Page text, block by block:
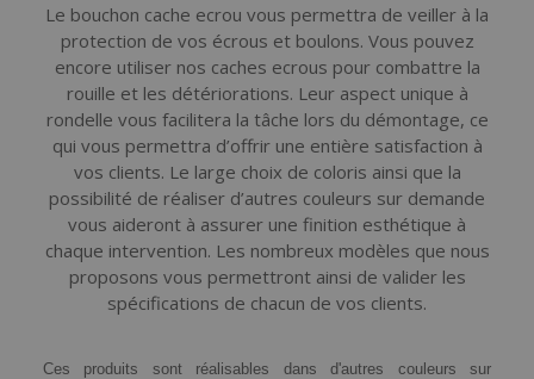
Le bouchon cache ecrou vous permettra de veiller à la
protection de vos écrous et boulons. Vous pouvez
encore utiliser nos caches ecrous pour combattre la
rouille et les détériorations. Leur aspect unique à
rondelle vous facilitera la tâche lors du démontage, ce
qui vous permettra d’offrir une entière satisfaction à
vos clients. Le large choix de coloris ainsi que la
possibilité de réaliser d’autres couleurs sur demande
vous aideront à assurer une finition esthétique à
chaque intervention. Les nombreux modèles que nous
proposons vous permettront ainsi de valider les
spécifications de chacun de vos clients.
Ces produits sont réalisables dans d'autres couleurs sur